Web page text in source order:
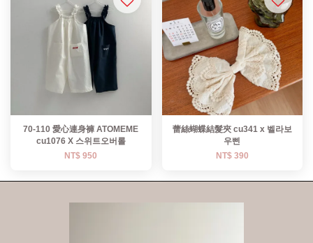
70-110 愛心連身褲 ATOMEME
cu1076 X 스위트오버롤
NT$ 950
蕾絲蝴蝶結髮夾 cu341 x 벨라보
우삔
NT$ 390